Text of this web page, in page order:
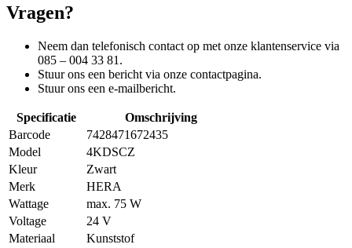
Vragen?
Neem dan telefonisch contact op met onze klantenservice via
085 – 004 33 81.
Stuur ons een bericht via onze contactpagina.
Stuur ons een e-mailbericht.
Specificatie
Omschrijving
Barcode
7428471672435
Model
4KDSCZ
Kleur
Zwart
Merk
HERA
Wattage
max. 75 W
Voltage
24 V
Materiaal
Kunststof